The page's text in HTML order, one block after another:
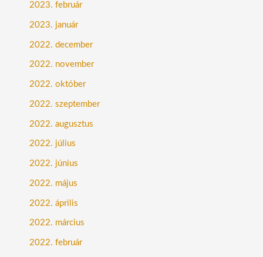
2023. február
2023. január
2022. december
2022. november
2022. október
2022. szeptember
2022. augusztus
2022. július
2022. június
2022. május
2022. április
2022. március
2022. február